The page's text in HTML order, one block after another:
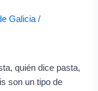
Galicia/
quién dice pasta,
son un tipo de